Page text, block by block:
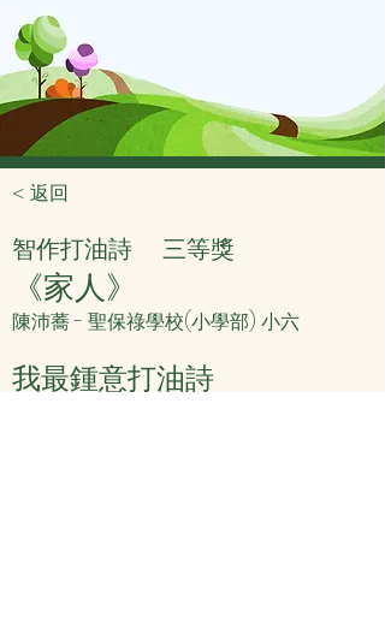
< 返回
智作打油詩 三等獎
《家人》
陳沛蕎 - 聖保祿學校(小學部) 小六
我最鍾意打油詩